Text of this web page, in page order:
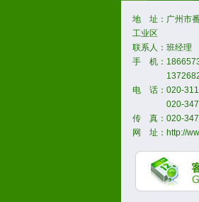
地 址：广州市
工业区
联系人：班经理
手 机：
电 话：020-
020-
传 真：020-
网 址：http://